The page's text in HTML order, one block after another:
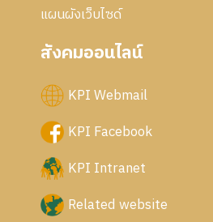
แผนผังเว็บไซด์
สังคมออนไลน์
KPI Webmail
KPI Facebook
KPI Intranet
Related website